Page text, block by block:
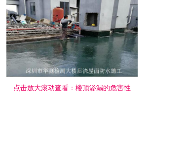
点击放大滚动查看：楼顶渗漏的危害性